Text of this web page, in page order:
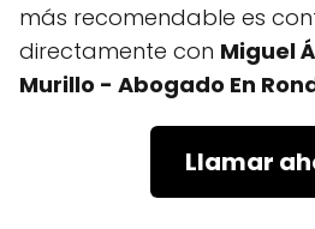
más recomendable es
directamente con Miguel
Murillo - Abogado En
Llamar